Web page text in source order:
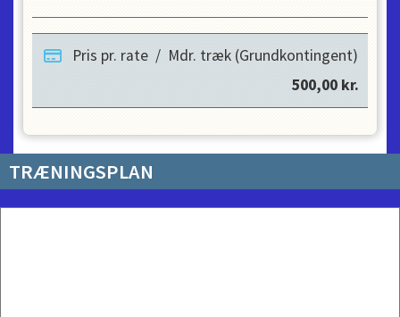
Pris pr. rate / Mdr. træk (Grundkontingent)
500,00 kr.
TRÆNINGSPLAN